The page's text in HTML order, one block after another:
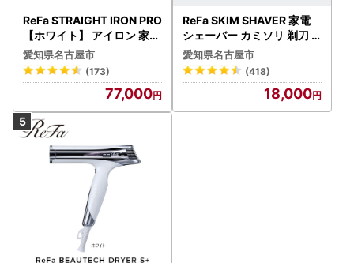
ReFa STRAIGHT IRON PRO
【ホワイト】 アイロン 家電
美容 リファ アイロン
愛知県名古屋市
(173)
77,000
ReFa SKIM SHAVER 家電
シェーバー カミソリ 剃刀
シェーバー
愛知県名古屋市
(418)
18,000